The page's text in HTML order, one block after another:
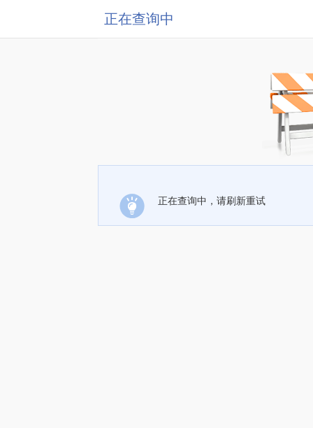
正在查询中
正在查询中，请刷新重试